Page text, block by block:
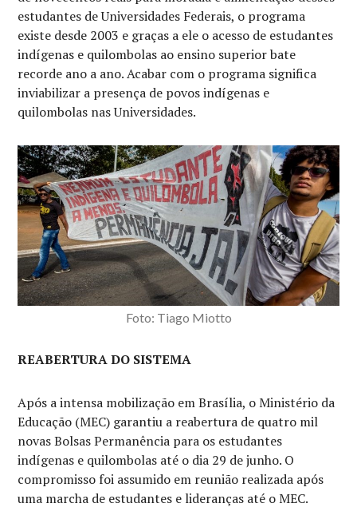
estudantes de Universidades Federais, o programa
existe desde 2003 e graças a ele o acesso de estudantes
indígenas e quilombolas ao ensino superior bate
recorde ano a ano. Acabar com o programa significa
inviabilizar a presença de povos indígenas e
quilombolas nas Universidades.
Foto: Tiago Miotto
REABERTURA DO SISTEMA
Após a intensa mobilização em Brasília, o Ministério da
Educação (MEC) garantiu a reabertura de quatro mil
novas Bolsas Permanência para os estudantes
indígenas e quilombolas até o dia 29 de junho. O
compromisso foi assumido em reunião realizada após
uma marcha de estudantes e lideranças até o MEC.